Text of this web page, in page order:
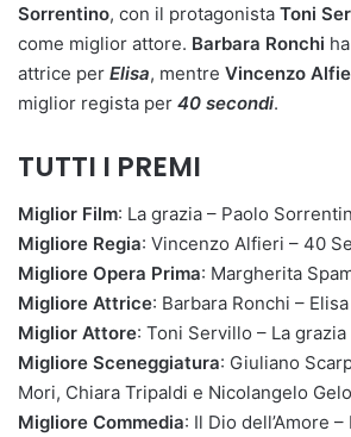
Sorrentino, con il protagonista Toni
come miglior attore. Barbara Ronchi
attrice per Elisa, mentre Vincenzo
miglior regista per 40 secondi.
TUTTI I PREMI
Miglior Film: La grazia – Paolo
Migliore Regia: Vincenzo Alfieri – 40
Migliore Opera Prima: Margherita
Migliore Attrice: Barbara Ronchi – Elisa
Miglior Attore: Toni Servillo – La grazia
Migliore Sceneggiatura: Giuliano
Mori, Chiara Tripaldi e Nicolangelo
Migliore Commedia: Il Dio dell’Amore